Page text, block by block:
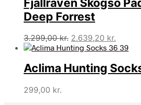
Fjällräven Skogsö
Deep Forrest
3.299,00kr. Den
oprindelige
var:
3.299,00 kr..
2.639,20 kr.
aktuelle
er:
Aclima Hunting
299,00 kr.